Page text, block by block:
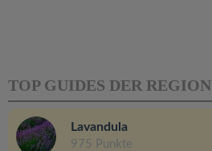
TOP GUIDES DER REGION
Lavandula
975 Punkte